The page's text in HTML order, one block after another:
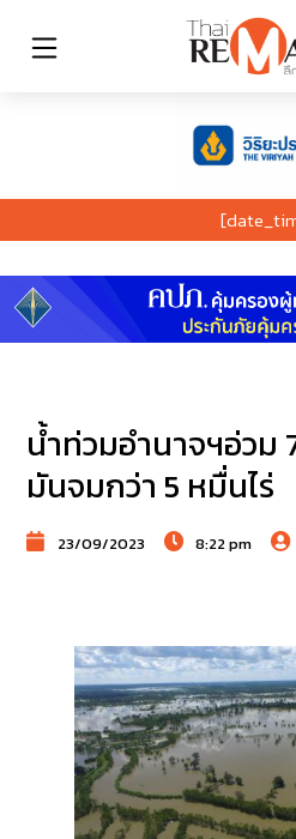
น้ำท่วมอำนาจฯอ่วม
มันจมกว่า 5 หมื่นไร่
23/09/2023 8:22 pm